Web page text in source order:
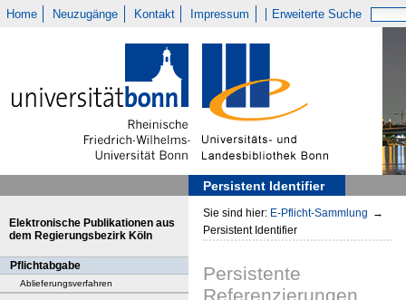
Home Neuzugänge Kontakt Impressum Erweiterte Suche
Persistent Identifier
Elektronische Publikationen aus
dem Regierungsbezirk Köln
Pflichtabgabe
Ablieferungsverfahren
Sie sind hier: E-Pflicht-Sammlung →
Persistent Identifier
Persistente
Referenzierungen